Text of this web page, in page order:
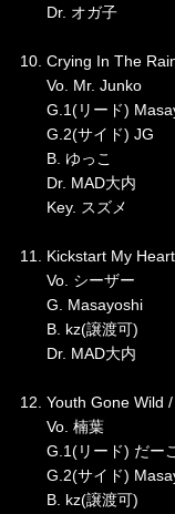
Dr. オガ子
10. Crying In The
Vo. Mr. Junko
G.1(リード)
G.2(サイド) JG
B. ゆっこ
Dr. MAD大内
Key. スズメ
11. Kickstart My
Vo. シーザー
G. Masayoshi
B. kz(譲渡可)
Dr. MAD大内
12. Youth Gone Wild
Vo. 楠葉
G.1(リード) だー
G.2(サイド)
B. kz(譲渡可)